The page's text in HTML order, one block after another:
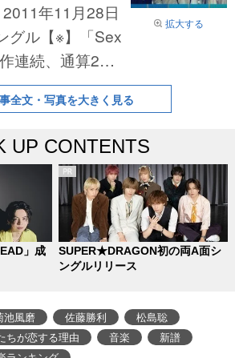
拡大する
年11月28日
グル【※】「Sex
連続、通算27
なった。
全文・写真を大きく見る
UP CONTENTS
」成
SUPER★DRAGON初の両A面シ
ングルリリース
池風磨 佐藤勝利
松島聡
ちが恋する理由 音楽
新譜